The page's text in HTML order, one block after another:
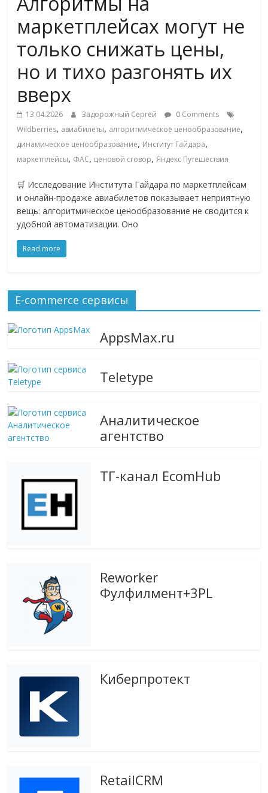
Commerce,
омниканальном
ритейле,
логистике,
технологиях,
соцсетях
Портал
об
онлайн-
торговле,
e-
Commerce,
ритейле,
соцсетях.
Нам
как
знать
как
жизнь
людей
обсудить
читателем.
маркетплейсах могут не
только снижать цены,
но и тихо разгонять их
вверх
13.04.2026 Задорожный Сергей
0 Comments
Wildberries, авиабилеты, алгоритмическое ценообразование,
динамическое ценообразование, Институт Гайдара,
маркетплейсы, ФАС, ценовой сговор,Яндекс Путешествия
🛒 Исследование Института Гайдара по маркетплейсам
и онлайн-продаже авиабилетов показывает неприятную
вещь: алгоритмическое ценообразование не сводится к
удобной автоматизации. Оно
Read more
E-commerce сервисы
AppsMax.ru
Teletype
Аналитическое
агентство
ТГ-канал EcomHub
Reworker
Фулфилмент+3PL
Киберпротект
RetailCRM